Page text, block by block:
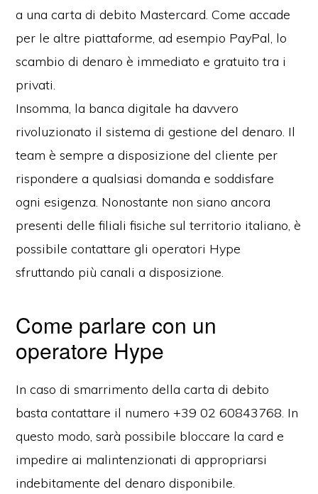
a una carta di debito Mastercard. Come accade
per le altre piattaforme, ad esempio PayPal, lo
scambio di denaro è immediato e gratuito tra i
privati.
Insomma, la banca digitale ha davvero
rivoluzionato il sistema di gestione del denaro. Il
team è sempre a disposizione del cliente per
rispondere a qualsiasi domanda e soddisfare
ogni esigenza. Nonostante non siano ancora
presenti delle filiali fisiche sul territorio italiano, è
possibile contattare gli operatori Hype
sfruttando più canali a disposizione.
Come parlare con un
operatore Hype
In caso di smarrimento della carta di debito
basta contattare il numero +39 02 60843768. In
questo modo, sarà possibile bloccare la card e
impedire ai malintenzionati di appropriarsi
indebitamente del denaro disponibile.